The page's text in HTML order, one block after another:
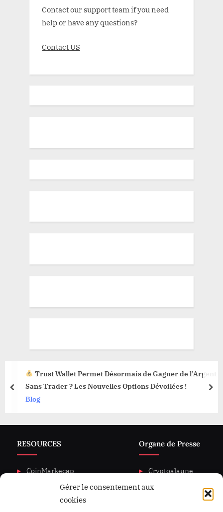
Gérer le consentement aux
cookies
Contact our support team if you need
help or have any questions?
Contact US
Trust Wallet Permet Désormais de Gagner de l’Argent
Sans Trader ? Les Nouvelles Options Dévoilées !
Blog
prev
RESOURCES
CoinMarkecap
CoinGecKo
Intigration & API
Organe de Presse
Cryptoalaune
A propos de nous